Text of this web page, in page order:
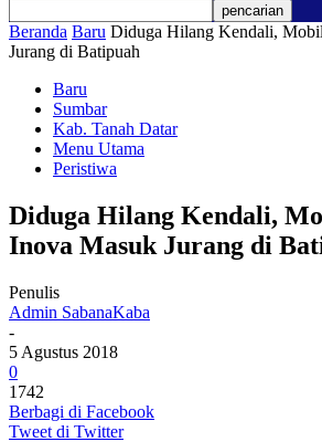
Beranda Baru Diduga Hilang Kendali,
Jurang di Batipuah
Baru
Sumbar
Kab. Tanah Datar
Menu Utama
Peristiwa
Diduga Hilang Kendali,
Inova Masuk Jurang di
Penulis
Admin SabanaKaba
-
5 Agustus 2018
0
1742
Berbagi di Facebook
Tweet di Twitter